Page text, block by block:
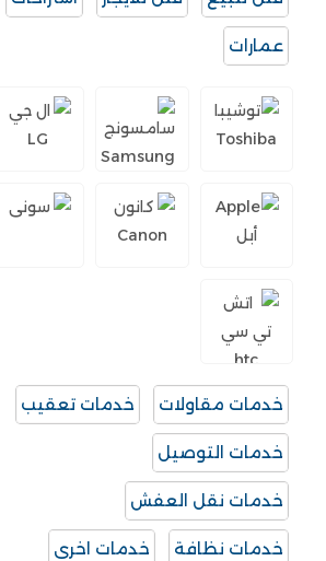
عمارات
خدمات مقاولات خدمات تعقيب
خدمات التوصيل
خدمات نقل العفش
خدمات نظافة خدمات اخرى